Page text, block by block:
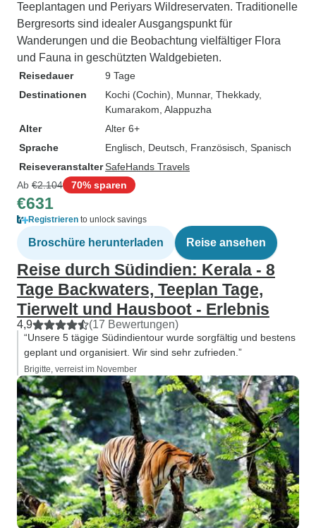
Teeplantagen und Periyars Wildreservaten. Traditionelle
Bergresorts sind idealer Ausgangspunkt für
Wanderungen und die Beobachtung vielfältiger Flora
und Fauna in geschützten Waldgebieten.
Reisedauer
9 Tage
Destinationen
Kochi (Cochin) , Munnar, Thekkady,
Kumarakom , Alappuzha
Alter
Alter 6+
Sprache
Englisch, Deutsch, Französisch, Spanisch
ReiseveranstalterSafeHands Travels
Ab €2.104 70% sparen
€631
Registrieren to unlock savings
Broschüre herunterladen Reise ansehen
Reise durch Südindien: Kerala - 8
Tage Backwaters, Teeplan Tage,
Tierwelt und Hausboot - Erlebnis
4,9 (17 Bewertungen)
“Unsere 5 tägige Südindientour wurde sorgfältig und bestens
geplant und organisiert. Wir sind sehr zufrieden.”
Brigitte, verreist im November